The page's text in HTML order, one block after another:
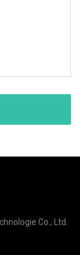
Co., Ltd.